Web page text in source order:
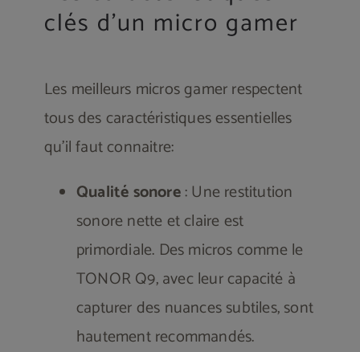
clés d’un micro gamer
Les meilleurs micros gamer respectent
tous des caractéristiques essentielles
qu’il faut connaitre:
Qualité sonore: Une restitution
sonore nette et claire est
primordiale. Des micros comme le
TONOR Q9, avec leur capacité à
capturer des nuances subtiles, sont
hautement recommandés​​.